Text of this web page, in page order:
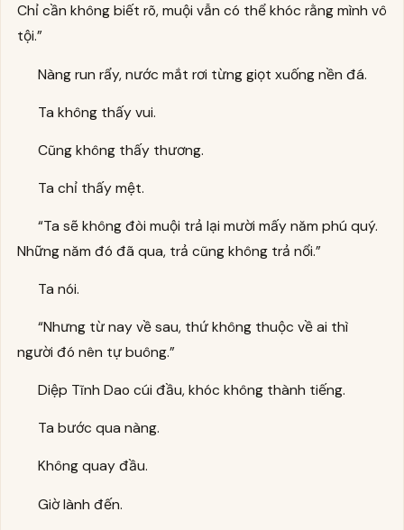
Chỉ cần không biết rõ, muội vẫn có thể khóc rằng mình vô
tội.”
Nàng run rẩy, nước mắt rơi từng giọt xuống nền đá.
Ta không thấy vui.
Cũng không thấy thương.
Ta chỉ thấy mệt.
“Ta sẽ không đòi muội trả lại mười mấy năm phú quý.
Những năm đó đã qua, trả cũng không trả nổi.”
Ta nói.
“Nhưng từ nay về sau, thứ không thuộc về ai thì
người đó nên tự buông.”
Diệp Tĩnh Dao cúi đầu, khóc không thành tiếng.
Ta bước qua nàng.
Không quay đầu.
Giờ lành đến.